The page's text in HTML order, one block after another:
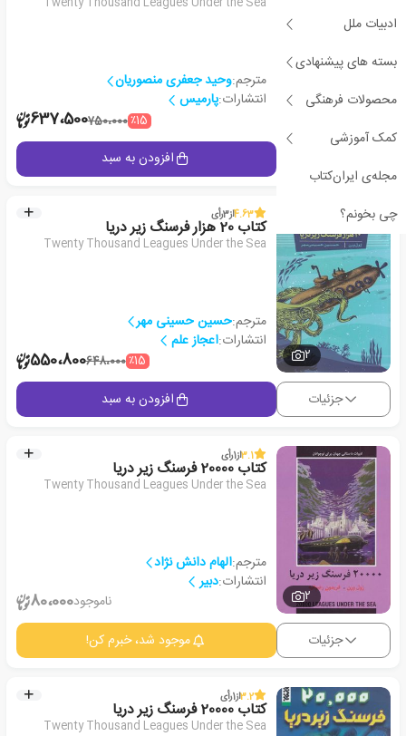
ادبیات ملل
بسته های پیشنهادی
محصولات فرهنگی
کمک آموزشی
مجله‌ی ایران‌کتاب
چی بخونم؟
2
مترجم:وحید جعفری منصوریان
انتشارات:پارمیس
٪15750،000637،500
افزودن به سبد
2
4.63از3رأی
کتاب 20 هزار فرسنگ زیر دریا
Twenty Thousand Leagues Under the Sea
مترجم:حسین حسینی مهر
انتشارات:اعجاز علم
٪15648،000550،800
جزئیات افزودن به سبد
2
3.1از1رأی
کتاب 20000 فرسنگ زیر دریا
Twenty Thousand Leagues Under the Sea
مترجم:الهام دانش نژاد
انتشارات:دبیر
ناموجود80،000
جزئیات موجود شد، خبرم کن!
3.2از1رأی
کتاب 20000 فرسنگ زیر دریا
Twenty Thousand Leagues Under the Sea